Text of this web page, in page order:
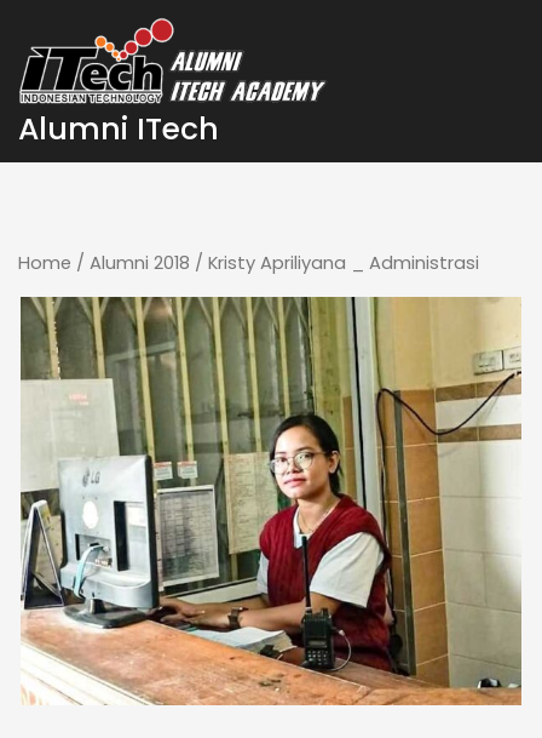
content
Alumni ITech
Home / Alumni 2018 / Kristy Apriliyana _ Administrasi